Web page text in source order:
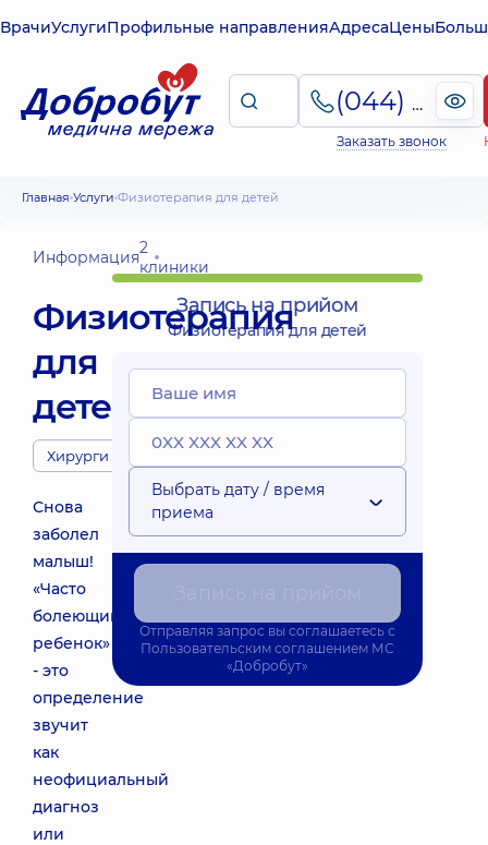
ВрачиУслугиПрофильные направленияАдресаЦены
(044) 495-2-888
Заказать звонок
Главная Услуги Физиотерапия для детей
Информация2
клиники
Физиотерапия
для
детей
Хирурги
Снова
заболел
малыш!
«Часто
болеющий
ребенок»
- это
определение
звучит
как
неофициальный
диагноз
или
Запись на прийом
Физиотерапия для детей
Выбрать дату / время
приема
Отправляя запрос вы соглашаетесь с
Пользовательским соглашением МС
«Добробут»